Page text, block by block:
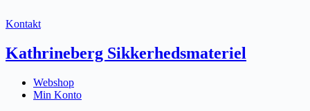
til
Kontakt
Kathrineberg Sikkerhedsmateriel
Webshop
Min Konto